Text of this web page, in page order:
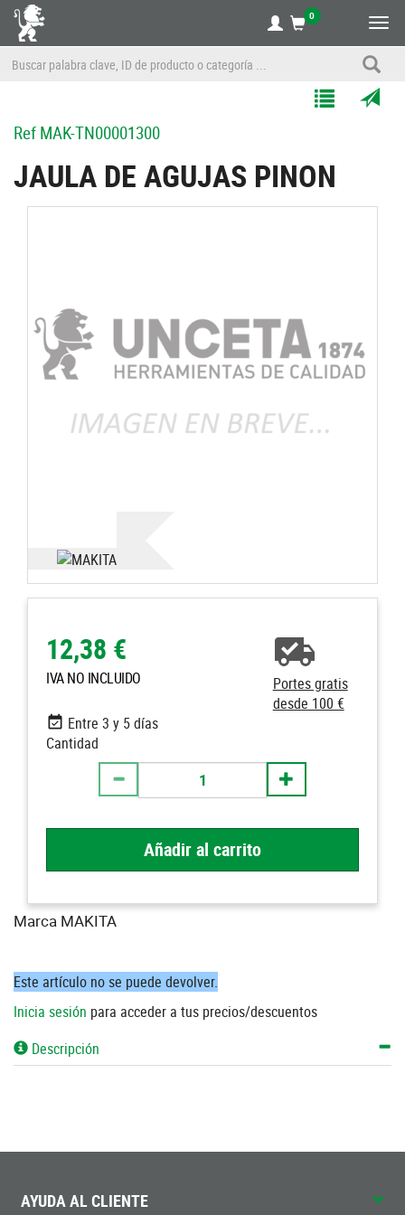
0
un
Listas
RefMAK-TN00001300
JAULA DE AGUJAS PINON
12,38 €
IVA NO INCLUIDO
Portes gratis
desde 100 €
Entre 3 y 5 días
Cantidad
Añadir al carrito
Marca MAKITA
Este artículo no se puede devolver.
Inicia sesión para acceder a tus precios/descuentos
Descripción
AYUDA AL CLIENTE